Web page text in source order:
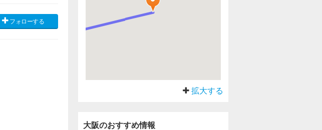
フォローする
拡大する
大阪のおすすめ情報